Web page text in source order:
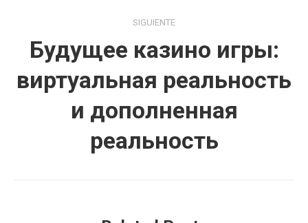
publicaciones
SIGUIENTE
Publicación
siguiente:
Будущее казино игры:
виртуальная реальность
и дополненная
реальность